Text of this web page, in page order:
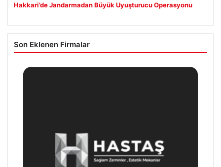
Hakkari’de Jandarmadan Büyük Uyuşturucu Operasyonu
Son Eklenen Firmalar